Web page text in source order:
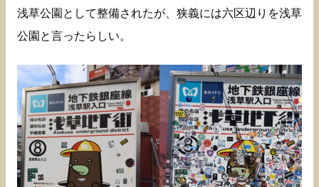
浅草公園として整備されたが、狭義には六区辺りを浅草
公園と言ったらしい。